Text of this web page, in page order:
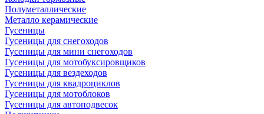
Полуметаллические
Металло керамические
Гусеницы
Гусеницы для снегоходов
Гусеницы для мини снегоходов
Гусеницы для мотобуксировщиков
Гусеницы для вездеходов
Гусеницы для квадроциклов
Гусеницы для мотоблоков
Гусеницы для автоподвесок